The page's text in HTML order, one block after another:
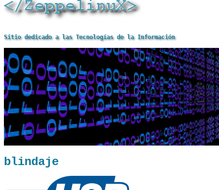
Sitio dedicado a las Tecnologías de la Información
blindaje